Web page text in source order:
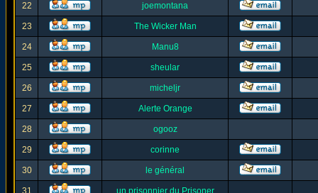
22 joemontana
23 The Wicker Man
24 Manu8
25 sheular
26 micheljr
27 Alerte Orange
28 ogooz
29 corinne
30 le général
31 un prisonnier du Prisoner